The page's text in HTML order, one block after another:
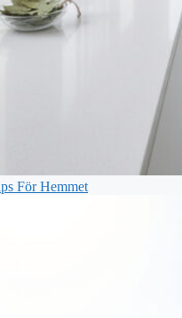
För Hemmet